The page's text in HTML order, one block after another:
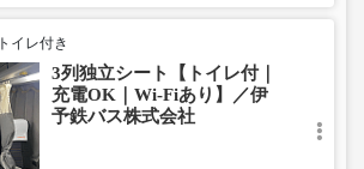
トイレ付き
3列独立シート【トイレ付｜
充電OK｜Wi-Fiあり】／伊
予鉄バス株式会社